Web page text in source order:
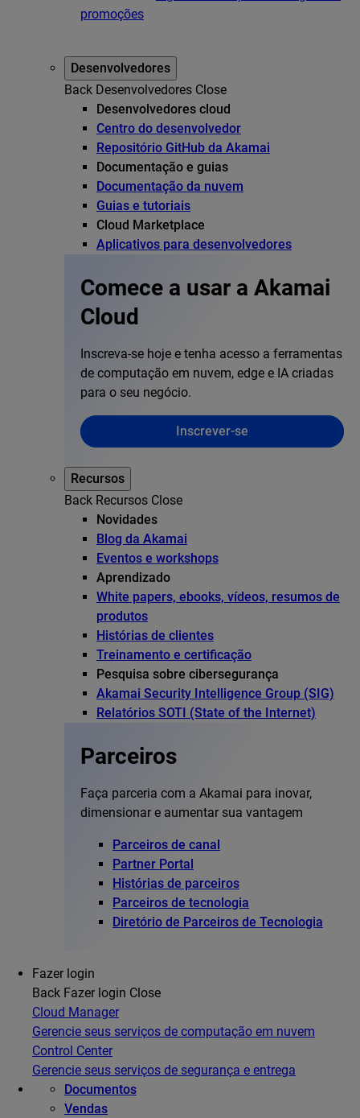
promoções
Desenvolvedores
Back Desenvolvedores Close
Desenvolvedores cloud
Centro do desenvolvedor
Repositório GitHub da Akamai
Documentação e guias
Documentação da nuvem
Guias e tutoriais
Cloud Marketplace
Aplicativos para desenvolvedores
Comece a usar a Akamai
Cloud
Inscreva-se hoje e tenha acesso a ferramentas
de computação em nuvem, edge e IA criadas
para o seu negócio.
Inscrever-se
Recursos
Back Recursos Close
Novidades
Blog da Akamai
Eventos e workshops
Aprendizado
White papers, ebooks, vídeos, resumos de
produtos
Histórias de clientes
Treinamento e certificação
Pesquisa sobre cibersegurança
Akamai Security Intelligence Group (SIG)
Relatórios SOTI (State of the Internet)
Parceiros
Faça parceria com a Akamai para inovar,
dimensionar e aumentar sua vantagem
Parceiros de canal
Partner Portal
Histórias de parceiros
Parceiros de tecnologia
Diretório de Parceiros de Tecnologia
Fazer login
Back Fazer login Close
Cloud Manager
Gerencie seus serviços de computação em nuvem
Control Center
Gerencie seus serviços de segurança e entrega
Documentos
Vendas